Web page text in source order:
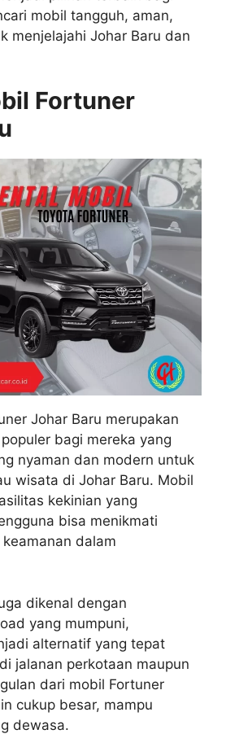
mobil tangguh, aman,
menjelajahi Johar Baru dan
Fortuner
Johar Baru merupakan
bagi mereka yang
nyaman dan modern untuk
wisata di Johar Baru. Mobil
kekinian yang
bisa menikmati
dalam
dikenal dengan
yang mumpuni,
alternatif yang tepat
jalanan perkotaan maupun
dari mobil Fortuner
cukup besar, mampu
dewasa.